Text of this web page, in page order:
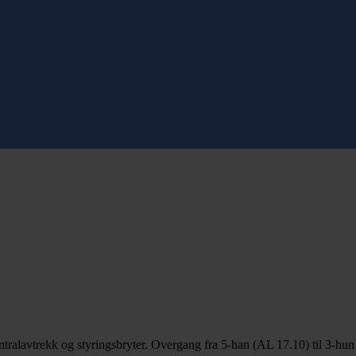
og styringsbryter. Overgang fra 5-han (AL 17.10) til 3-